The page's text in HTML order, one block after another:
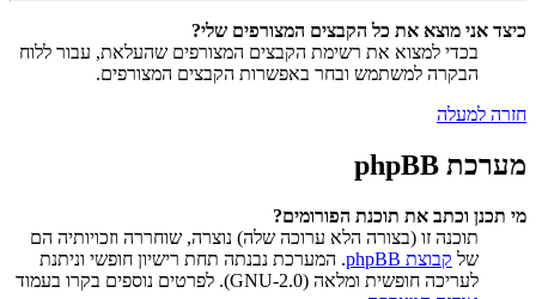
כיצד אני מוצא את כל הקבצים המצורפים שלי?
בכדי למצוא את רשימת הקבצים המצורפים שהעלאת, עבור ללוח
הבקרה למשתמש ובחר באפשרות הקבצים המצורפים.
חזרה למעלה
מערכת phpBB
מי תכנן וכתב את תוכנת הפורומים?
תוכנה זו (בצורה הלא ערוכה שלה) נוצרה, שוחררה וזכויותיה הם
של קבוצת phpBB
. המערכת נבנתה תחת רישיון חופשי וניתנת
לעריכה חופשית ומלאה (GNU-2.0). לפרטים נוספים בקרו בעמוד